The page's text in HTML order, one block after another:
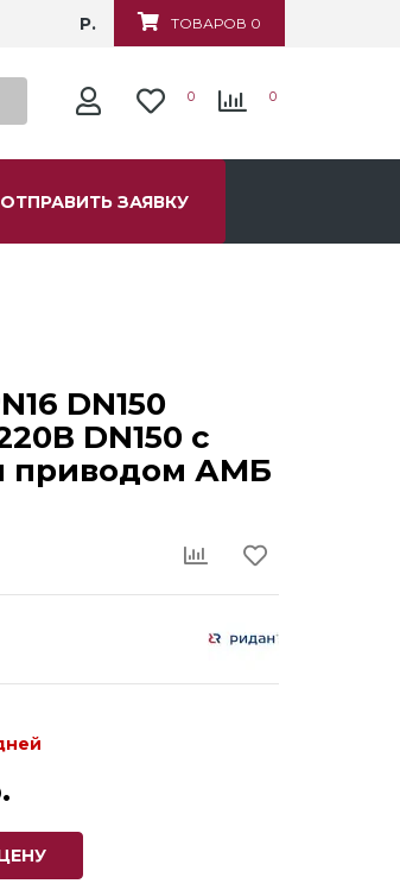
ТОВАРОВ 0
Р.
0 0
ОТПРАВИТЬ ЗАЯВКУ
DN150
DN150 с
приводом АМБ